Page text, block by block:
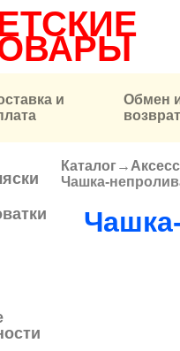
и
Обмен
возврат
Вы здесь
Каталог→
Чашка-